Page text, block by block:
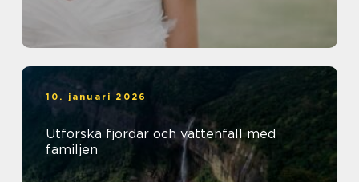
10. januari 2026
Utforska fjordar och vattenfall med
familjen